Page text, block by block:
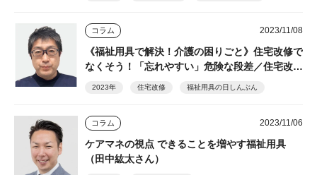
コラム 2023/11/08
《福祉用具で解決！介護の困りごと》住宅改修で
なくそう！「忘れやすい」危険な段差／住宅改修
（金沢善智さん）
2023年 住宅改修 福祉用具の日しんぶん
コラム 2023/11/06
ケアマネの視点 できることを増やす福祉用具
（田中紘太さん）